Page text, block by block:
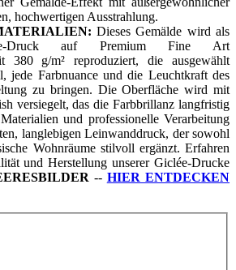
hochwertigen Ausstrahlung.
Dieses Gemälde wird als
Druck auf Premium Fine Art
380 g/m² reproduziert, die ausgewählt
jede Farbnuance und die Leuchtkraft des
zu bringen. Die Oberfläche wird mit
versiegelt, das die Farbbrillanz langfristig
und professionelle Verarbeitung
langlebigen Leinwanddruck, der sowohl
Wohnräume stilvoll ergänzt. Erfahren
und Herstellung unserer Giclée-Drucke
-- HIER ENTDECKEN